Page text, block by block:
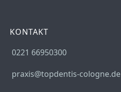
KONTAKT
0221 66950300
praxis@topdentis-cologne.de